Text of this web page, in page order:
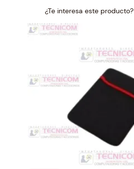
was: is:
¿Te interesa este producto?